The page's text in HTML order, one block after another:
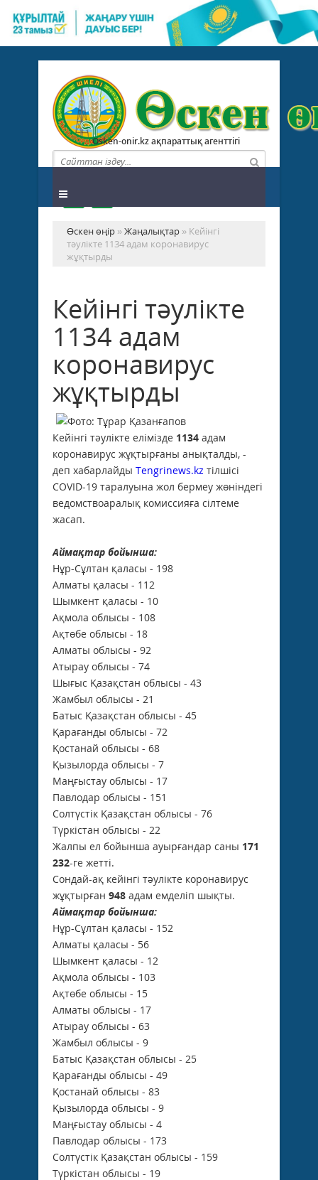
Osken-onir.kz ақпараттық агенттігі
Өскен өңір »Жаңалықтар » Кейінгі
тәулікте 1134 адам коронавирус
жұқтырды
Кейінгі тәулікте
1134 адам
коронавирус
жұқтырды
Кейінгі тәулікте елімізде 1134 адам
коронавирус жұқтырғаны анықталды, -
деп хабарлайды Tengrinews.kz тілшісі
COVID-19 таралуына жол бермеу жөніндегі
ведомствоаралық комиссияға сілтеме
жасап.
Аймақтар бойынша:
Нұр-Сұлтан қаласы - 198
Алматы қаласы - 112
Шымкент қаласы - 10
Ақмола облысы - 108
Ақтөбе облысы - 18
Алматы облысы - 92
Атырау облысы - 74
Шығыс Қазақстан облысы - 43
Жамбыл облысы - 21
Батыс Қазақстан облысы - 45
Қарағанды облысы - 72
Қостанай облысы - 68
Қызылорда облысы - 7
Маңғыстау облысы - 17
Павлодар облысы - 151
Солтүстік Қазақстан облысы - 76
Түркістан облысы - 22
Жалпы ел бойынша ауырғандар саны 171
232-ге жетті.
Сондай-ақ кейінгі тәулікте коронавирус
жұқтырған 948 адам емделіп шықты.
Аймақтар бойынша:
Нұр-Сұлтан қаласы - 152
Алматы қаласы - 56
Шымкент қаласы - 12
Ақмола облысы - 103
Ақтөбе облысы - 15
Алматы облысы - 17
Атырау облысы - 63
Жамбыл облысы - 9
Батыс Қазақстан облысы - 25
Қарағанды облысы - 49
Қостанай облысы - 83
Қызылорда облысы - 9
Маңғыстау облысы - 4
Павлодар облысы - 173
Солтүстік Қазақстан облысы - 159
Түркістан облысы - 19